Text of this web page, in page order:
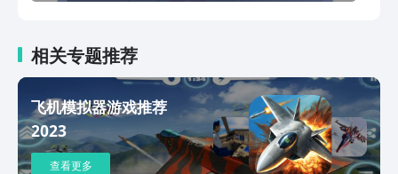
相关专题推荐
飞机模拟器游戏推荐
2023
查看更多